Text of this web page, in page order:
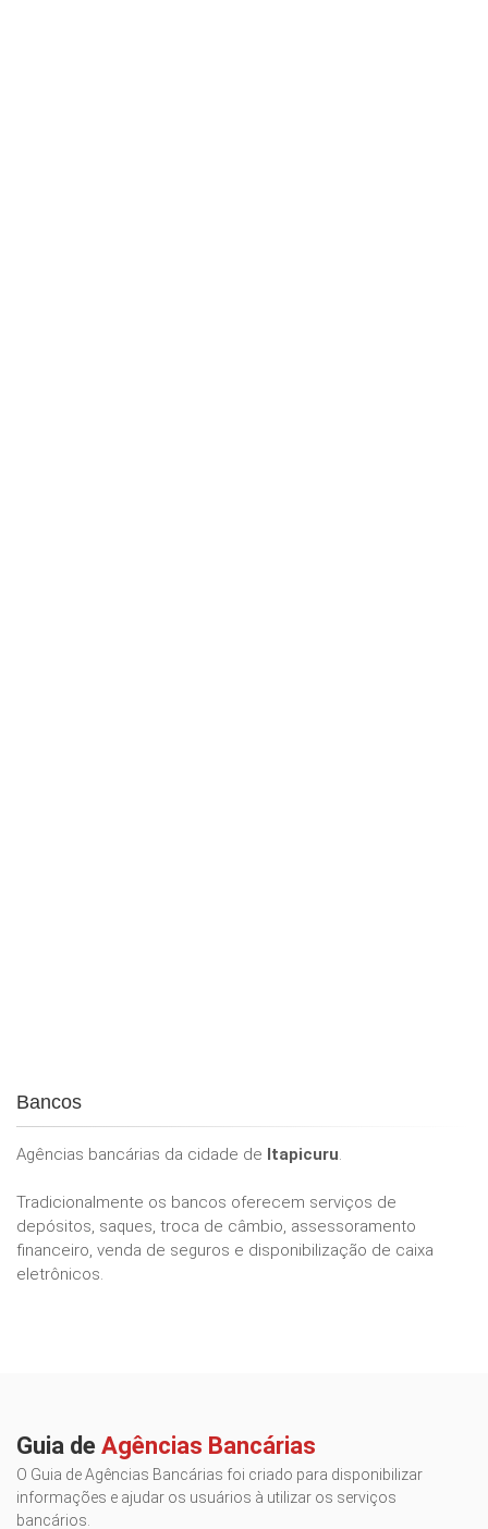
Bancos
Agências bancárias da cidade de Itapicuru.
Tradicionalmente os bancos oferecem serviços de
depósitos, saques, troca de câmbio, assessoramento
financeiro, venda de seguros e disponibilização de caixa
eletrônicos.
Guia de Agências Bancárias
O Guia de Agências Bancárias foi criado para disponibilizar
informações e ajudar os usuários à utilizar os serviços
bancários.